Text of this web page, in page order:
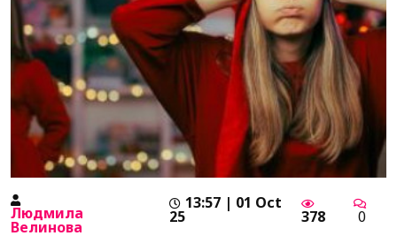
Людмила
Велинова
13:57 | 01 Oct
25 378 0